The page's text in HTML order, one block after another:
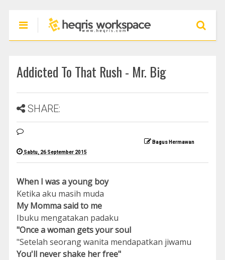
Addicted To That Rush - Mr. Big
SHARE:
Bagus Hermawan
Sabtu, 26 September 2015
When I was a young boy
Ketika aku masih muda
My Momma said to me
Ibuku mengatakan padaku
"Once a woman gets your soul
"Setelah seorang wanita mendapatkan jiwamu
You'll never shake her free"